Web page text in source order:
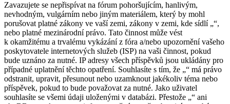
Zavazujete se nepřispívat na fórum pohoršujícím, hanlivým,
nevhodným, vulgárním nebo jiným materiálem, který by mohl
porušovat platné zákony ve vaší zemi, zákony v zemi, kde sídlí „“,
nebo platné mezinárodní právo. Tato činnost může vést
k okamžitému a trvalému vykázání z fóra a/nebo upozornění vašeho
poskytovatele internetových služeb (ISP) na vaši činnost, pokud
bude uznáno za nutné. IP adresy všech příspěvků jsou ukládány pro
případné uplatnění těchto opatření. Souhlasíte s tím, že „“ má právo
odstranit, upravit, přesunout nebo uzamknout jakékoliv téma nebo
příspěvek, pokud to bude považovat za nutné. Jako uživatel
souhlasíte se všemi údaji uloženými v databázi. Přestože „“ ani